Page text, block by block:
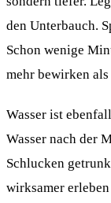
den Unterbauch.
Schon wenige
mehr bewirken
Wasser ist
Wasser nach der
Schlucken
wirksamer